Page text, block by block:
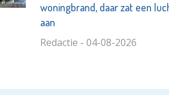
woningbrand, daar zat een
aan
Redactie - 04-08-2026